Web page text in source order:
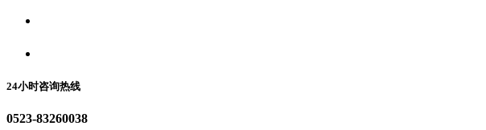
24小时咨询热线
0523-83260038